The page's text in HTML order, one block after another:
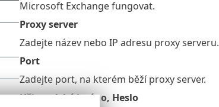
Microsoft Exchange fungovat.
Proxy server
Zadejte název nebo IP adresu proxy serveru.
Port
Zadejte port, na kterém běží proxy server.
Uživatelské jméno, Heslo